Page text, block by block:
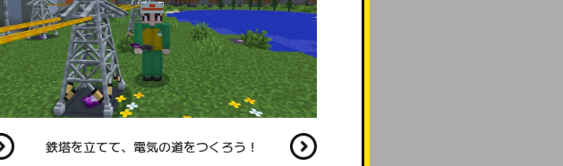
鉄塔を立てて、電気の道をつくろう！